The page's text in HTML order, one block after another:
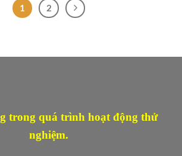
1 2
trong quá trình hoạt động thử
nghiệm.